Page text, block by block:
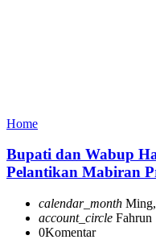
Home
Bupati dan Wabup
Pelantikan Mabiran
calendar_month
account_circle Fahrun
0Komentar